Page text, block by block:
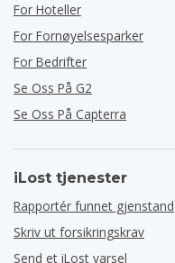
For Hoteller
For Fornøyelsesparker
For Bedrifter
Se Oss På G2
Se Oss På Capterra
iLost tjenester
Rapportér funnet gjenstand
Skriv ut forsikringskrav
Send et iLost varsel